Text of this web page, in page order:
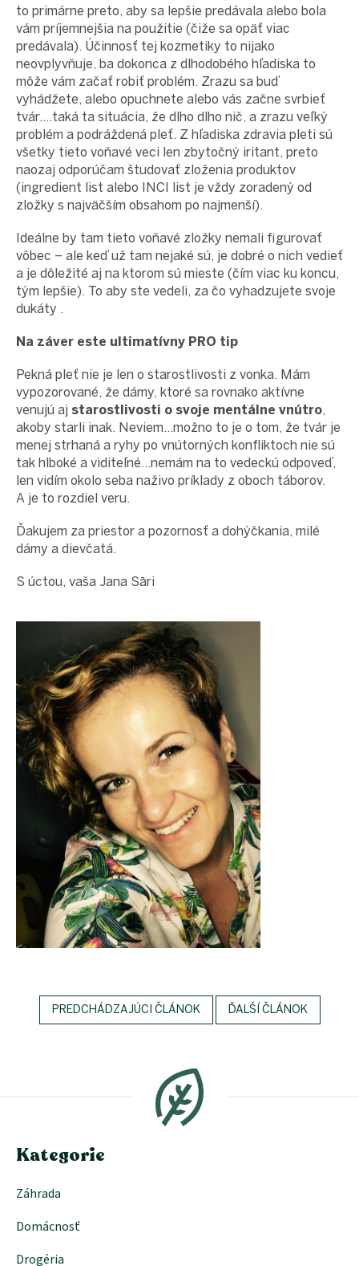
to primárne preto, aby sa lepšie predávala alebo bola
vám príjemnejšia na použitie (čiže sa opäť viac
predávala). Účinnosť tej kozmetiky to nijako
neovplyvňuje, ba dokonca z dlhodobého hľadiska to
môže vám začať robiť problém. Zrazu sa buď
vyhádžete, alebo opuchnete alebo vás začne svrbieť
tvár....taká ta situácia, že dlho dlho nič, a zrazu veľký
problém a podráždená pleť. Z hľadiska zdravia pleti sú
všetky tieto voňavé veci len zbytočný iritant, preto
naozaj odporúčam študovať zloženia produktov
(ingredient list alebo INCI list je vždy zoradený od
zložky s najväčším obsahom po najmenší).
Ideálne by tam tieto voňavé zložky nemali figurovať
vôbec – ale keď už tam nejaké sú, je dobré o nich vedieť
a je dôležité aj na ktorom sú mieste (čím viac ku koncu,
tým lepšie). To aby ste vedeli, za čo vyhadzujete svoje
dukáty .
Na záver este ultimatívny PRO tip
Pekná pleť nie je len o starostlivosti z vonka. Mám
vypozorované, že dámy, ktoré sa rovnako aktívne
venujú aj starostlivosti o svoje mentálne vnútro,
akoby starli inak. Neviem...možno to je o tom, že tvár je
menej strhaná a ryhy po vnútorných konfliktoch nie sú
tak hlboké a viditeľné...nemám na to vedeckú odpoveď,
len vidím okolo seba naživo príklady z oboch táborov.
A je to rozdiel veru.
Ďakujem za priestor a pozornosť a dohýčkania, milé
dámy a dievčatá.
S úctou, vaša Jana Sāri
PREDCHÁDZAJÚCI ČLÁNOK ĎALŠÍ ČLÁNOK
ä
Kategorie
Záhrada
Domácnosť
Drogéria